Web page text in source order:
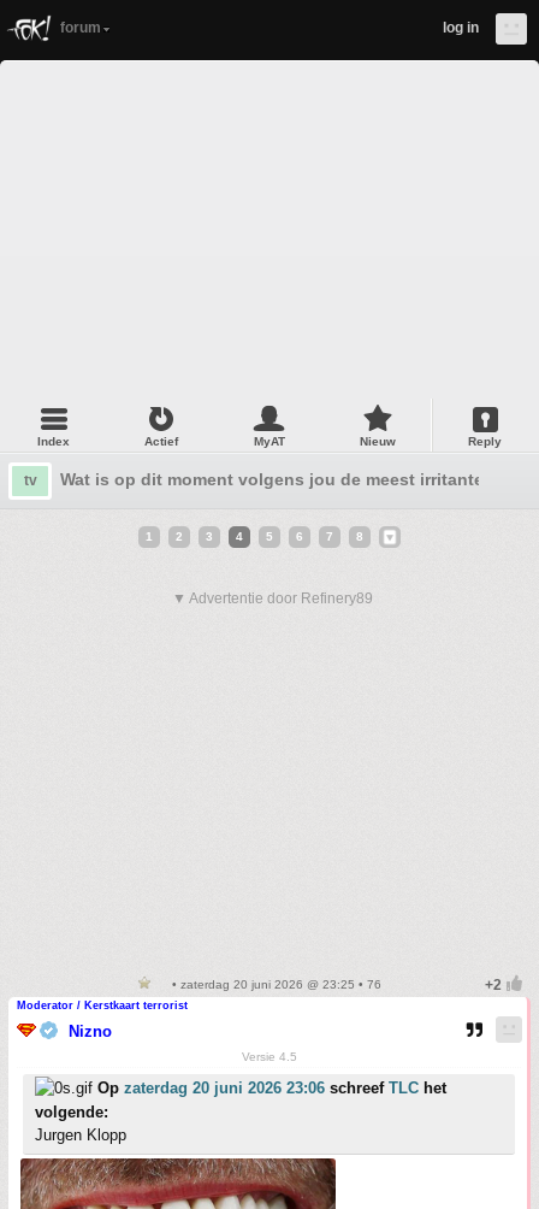
forum log in
Index Actief MyAT Nieuw Reply
tv Wat is op dit moment volgens jou de meest irritante
1 2 3 4 5 6 7 8
▼ Advertentie door Refinery89
• zaterdag 20 juni 2026 @ 23:25 • 76
Moderator / Kerstkaart terrorist
Nizno
Versie 4.5
Op zaterdag 20 juni 2026 23:06 schreef TLC het
volgende:
Jurgen Klopp